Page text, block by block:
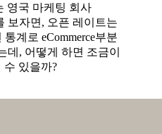
영국 마케팅 회사
보자면, 오픈 레이트는
통계로 eCommerce부분
데, 어떻게 하면 조금이
수 있을까?